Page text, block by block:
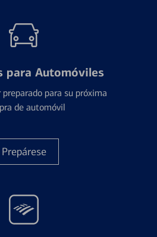
para Automóviles
para su próxima
de automóvil
Prepárese